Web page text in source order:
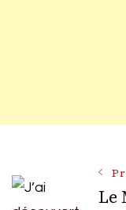
Post
Le